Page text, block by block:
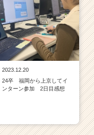
2023.12.20
24卒 福岡から上京してイ
ンターン参加 2日目感想